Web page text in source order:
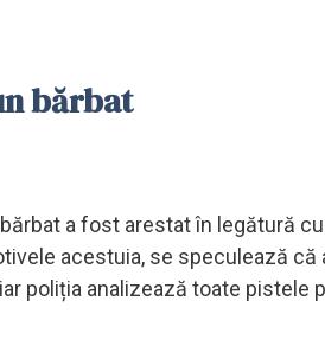
bărbat
a fost arestat în legătură
acestuia, se speculează
poliția analizează toate